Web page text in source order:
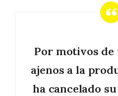
Por motivos
ajenos a la
ha cancelado